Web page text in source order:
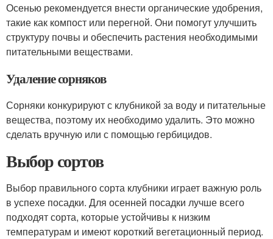
Осенью рекомендуется внести органические удобрения,
такие как компост или перегной. Они помогут улучшить
структуру почвы и обеспечить растения необходимыми
питательными веществами.
Удаление сорняков
Сорняки конкурируют с клубникой за воду и питательные
вещества, поэтому их необходимо удалить. Это можно
сделать вручную или с помощью гербицидов.
Выбор сортов
Выбор правильного сорта клубники играет важную роль
в успехе посадки. Для осенней посадки лучше всего
подходят сорта, которые устойчивы к низким
температурам и имеют короткий вегетационный период.